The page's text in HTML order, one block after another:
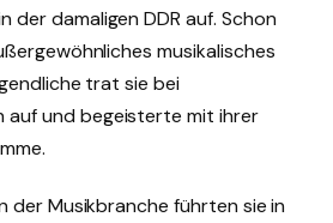
der damaligen DDR auf. Schon
musikalisches
trat sie bei
und begeisterte mit ihrer
der Musikbranche führten sie in